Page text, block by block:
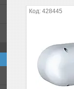
428445